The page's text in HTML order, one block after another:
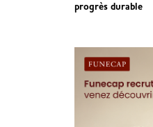
progrès durable